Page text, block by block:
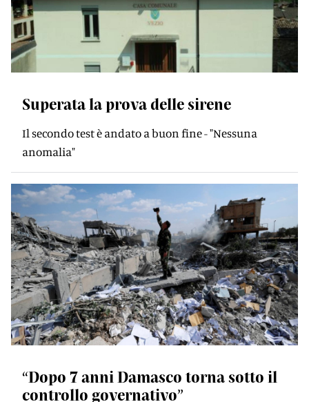
Superata la prova delle sirene
Il secondo test è andato a buon fine - "Nessuna
anomalia"
“Dopo 7 anni Damasco torna sotto il
controllo governativo”